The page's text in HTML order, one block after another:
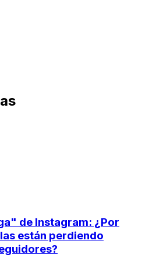
de Instagram: ¿Por
están perdiendo